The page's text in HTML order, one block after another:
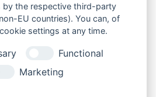
DATENSCHUTZ
by the respective third-party
EU countries). You can, of
settings at any time.
Functional
Marketing